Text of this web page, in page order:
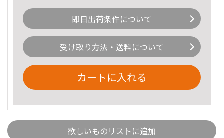
即日出荷条件について
受け取り方法・送料について
カートに入れる
欲しいものリストに追加